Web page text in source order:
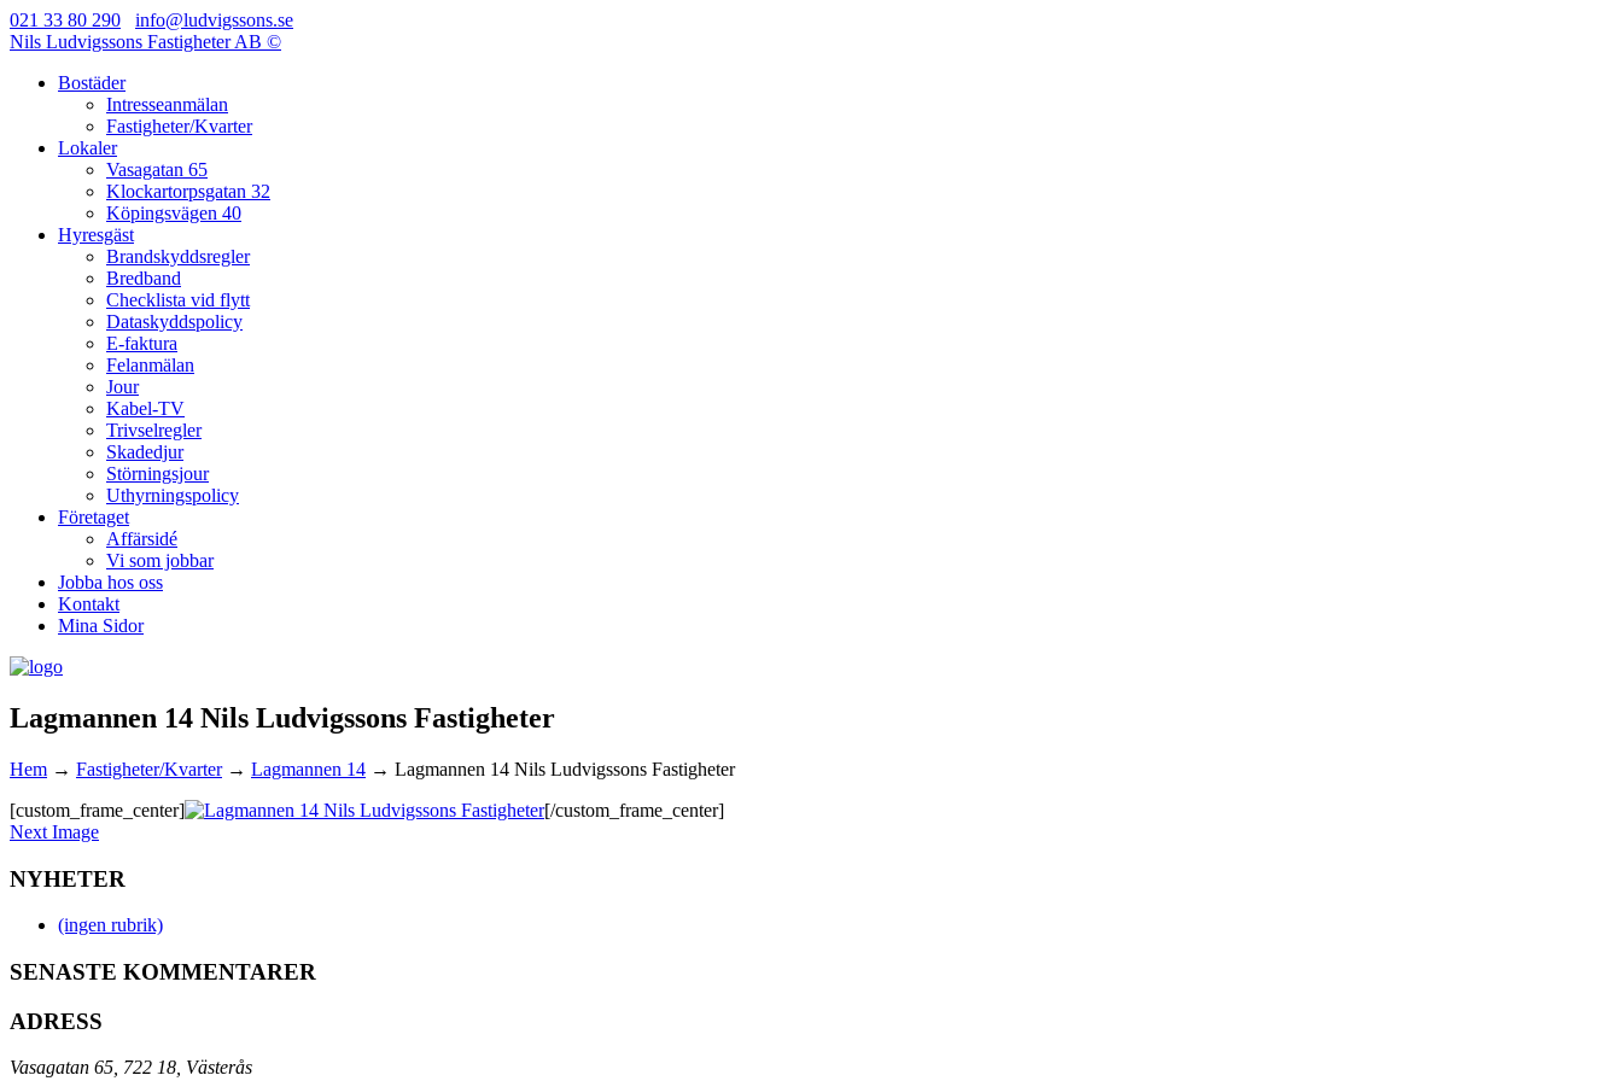
021 33 80 290
info@ludvigssons.se
Nils Ludvigssons Fastigheter AB ©
Bostäder
Intresseanmälan
Fastigheter/Kvarter
Lokaler
Vasagatan 65
Klockartorpsgatan 32
Köpingsvägen 40
Hyresgäst
Brandskyddsregler
Bredband
Checklista vid flytt
Dataskyddspolicy
E-faktura
Felanmälan
Jour
Kabel-TV
Trivselregler
Skadedjur
Störningsjour
Uthyrningspolicy
Företaget
Affärsidé
Vi som jobbar
Jobba hos oss
Kontakt
Mina Sidor
Lagmannen 14 Nils Ludvigssons Fastigheter
Hem → Fastigheter/Kvarter→ Lagmannen 14 → Lagmannen 14 Nils Ludvigssons Fastigheter
[custom_frame_center]
[/custom_frame_center]
Next Image
NYHETER
(ingen rubrik)
SENASTE KOMMENTARER
ADRESS
Vasagatan 65, 722 18, Västerås